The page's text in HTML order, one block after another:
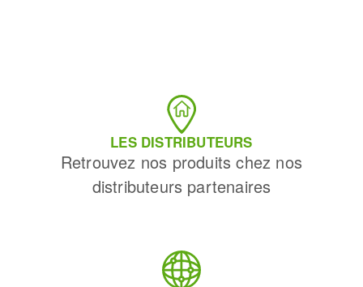
LES DISTRIBUTEURS
Retrouvez nos produits chez nos
distributeurs partenaires